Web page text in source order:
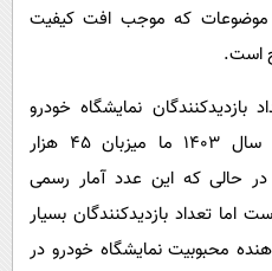
موضوعات که موجب افت کیفیت
است.
بازدیدکنندگان نمایشگاه خودرو
اصفهان در سال گذشته گفت: سال ۱۴۰۳ ما میزبان ۴۵ هزار
در حالی که این عدد آمار رسمی
تعداد بازدیدکنندگان بسیار
محبوبیت نمایشگاه خودرو در